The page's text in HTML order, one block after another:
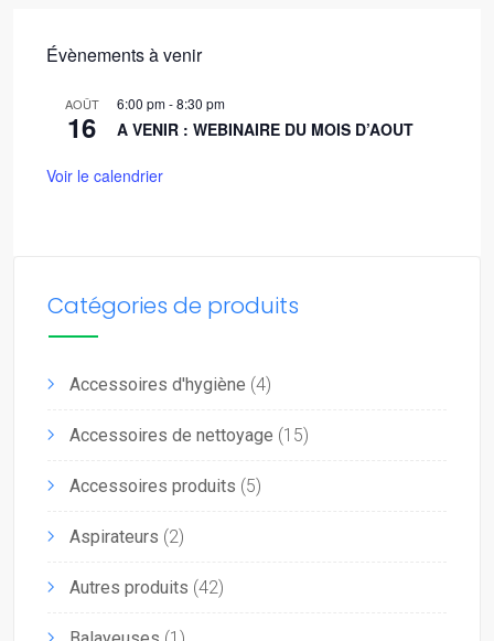
Évènements à venir
AOÛT
16
6:00 pm-8:30 pm
A VENIR : WEBINAIRE DU MOIS D’AOUT
Voir le calendrier
Catégories de produits
Accessoires d'hygiène (4)
Accessoires de nettoyage (15)
Accessoires produits (5)
Aspirateurs (2)
Autres produits (42)